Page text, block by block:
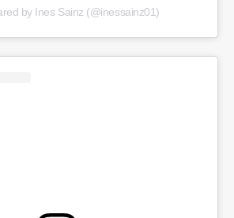
by Ines Sainz (@inessainz01)